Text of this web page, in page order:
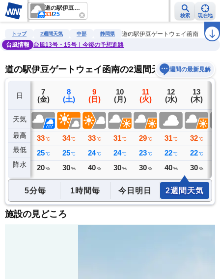
道の駅伊豆ゲートウェイ函南
33/25 検索 現在地
雨雲レーダー 台風情報 地震情報 警報・注意報 2週間天気 ラ
トップ 2週間天気 中部 静岡県
道の駅伊豆ゲートウェイ函南
台風情報
台風13号・15号｜今後の予想進路
道の駅伊豆ゲートウェイ函南の2週間天気予報週間の最新見解
日
天気
最高
最低
降水
6
(木)
33 ℃
26 ℃
2 ミリ
7
(金)
33 ℃
25 ℃
20 %
8
(土)
34 ℃
25 ℃
30 %
9
(日)
33 ℃
24 ℃
40 %
10
(月)
31 ℃
24 ℃
30 %
11
(火)
29 ℃
23 ℃
30 %
12
(水)
31 ℃
22 ℃
40 %
13
(木)
32 ℃
22 ℃
30 %
5分毎 1時間毎 今日明日 2週間天気
施設の見どころ